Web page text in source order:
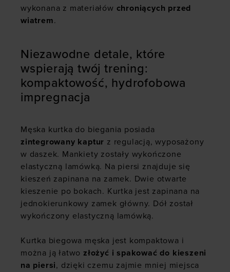
wykonana z materiałów chroniących przed
wiatrem.
Niezawodne detale, które
wspierają twój trening:
kompaktowość, hydrofobowa
impregnacja
Męska kurtka do biegania posiada
zintegrowany kaptur z regulacją, wyposażony
w daszek. Mankiety zostały wykończone
elastyczną lamówką. Na piersi znajduje się
kieszeń zapinana na zamek. Dwie otwarte
kieszenie po bokach. Kurtka jest zapinana na
jednokierunkowy zamek główny. Dół został
wykończony elastyczną lamówką.
Kurtka biegowa męska jest kompaktowa i
można ją łatwo złożyć i spakować do kieszeni
na piersi, dzięki czemu zajmie mniej miejsca